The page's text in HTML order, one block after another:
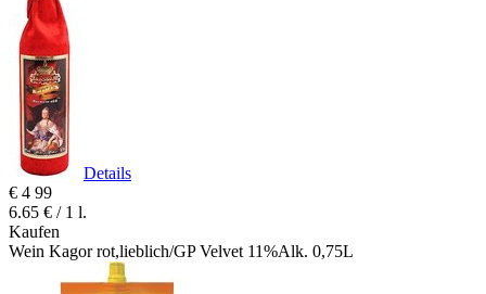
Details
€ 4 99
6.65 € / 1 l.
Kaufen
Wein Kagor rot,lieblich/GP Velvet 11%Alk. 0,75L